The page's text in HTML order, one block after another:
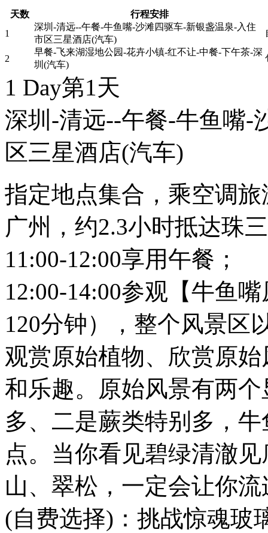
天数
行程安排
1
深圳-清远--午餐-牛鱼嘴-沙滩四驱车-新银盏温泉-入住
市区三星酒店(汽车)
2
早餐-飞来湖湿地公园-花卉小镇-红不让-中餐-下午茶-深
圳(汽车)
1 Day第1天
深圳-清远--午餐-牛鱼嘴-
区三星酒店(汽车)
指定地点集合，乘空调
广州，约2.3小时抵达
11:00-12:00享用午餐；
12:00-14:00参观【牛鱼
120分钟），整个风景区
观赏原始植物、欣赏原
和乐趣。原始风景有两
多、二是蕨类特别多，
点。当你看见碧绿清澈
山、翠松，一定会让你
(自费选择)：挑战惊魂玻